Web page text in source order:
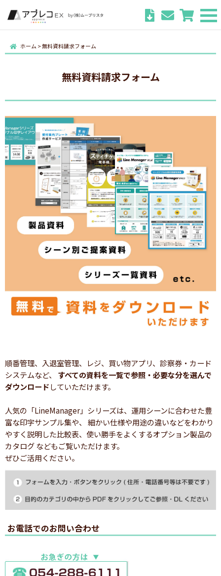
ホーム >無料資料請求フォーム
無料資料請求フォーム
順番管理、入退室管理、レジ、買い物アプリ、診察券・カード
システムなど、 すべての資料を一覧で参照・必要な分を選んで
ダウンロードしていただけます。
人気の「LineManager」シリーズは、運用シーンに合わせた豊
富な印字サンプル集や、 細かい仕様や用途の違いなどをわかり
やすく説明した比較表、使い勝手をよくするオプション製品の
カタログ などもご覧いただけます。
ぜひご活用ください。
お電話でのお問い合わせ